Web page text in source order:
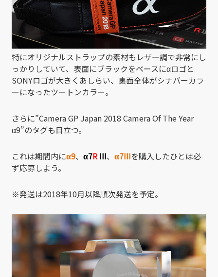
特にオリジナルストラップの素材もレザー調で非常にし
っかりしていて、表面にブラックをベースにαロゴと
SONYロゴが大きくあしらい、裏面全体がシナバーカラ
ーになったツートンカラー。
さらに”Camera GP Japan 2018 Camera Of The Year
α9”のタグも目立つ。
これは期間内にα9、 α7RIII、 α7IIIを購入したひとは必
ず応募しよう。
※発送は2018年10月以降順次発送を予定。